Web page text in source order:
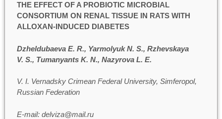
THE EFFECT OF A PROBIOTIC MICROBIAL
CONSORTIUM ON RENAL TISSUE IN RATS WITH
ALLOXAN-INDUCED DIABETES
Dzheldubaeva E. R., Yarmolyuk N. S., Rzhevskaya
V. S., Tumanyants K. N., Nazyrova L. E.
V. I. Vernadsky Crimean Federal University, Simferopol,
Russian Federation
E-mail: delviza@mail.ru